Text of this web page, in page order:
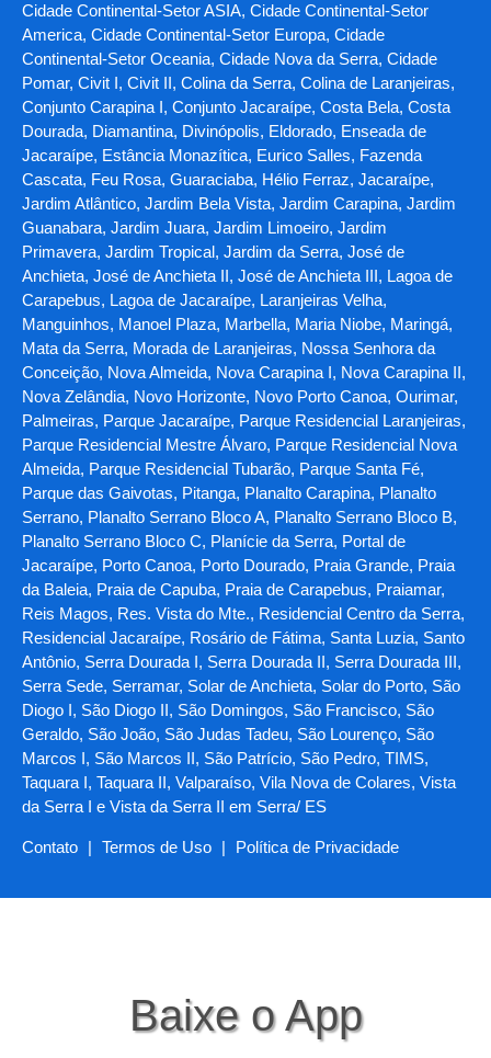
Cidade Continental-Setor ASIA, Cidade Continental-Setor
America, Cidade Continental-Setor Europa, Cidade
Continental-Setor Oceania, Cidade Nova da Serra, Cidade
Pomar, Civit I, Civit II, Colina da Serra, Colina de Laranjeiras,
Conjunto Carapina I, Conjunto Jacaraípe, Costa Bela, Costa
Dourada, Diamantina, Divinópolis, Eldorado, Enseada de
Jacaraípe, Estância Monazítica, Eurico Salles, Fazenda
Cascata, Feu Rosa, Guaraciaba, Hélio Ferraz, Jacaraípe,
Jardim Atlântico, Jardim Bela Vista, Jardim Carapina, Jardim
Guanabara, Jardim Juara, Jardim Limoeiro, Jardim
Primavera, Jardim Tropical, Jardim da Serra, José de
Anchieta, José de Anchieta II, José de Anchieta III, Lagoa de
Carapebus, Lagoa de Jacaraípe, Laranjeiras Velha,
Manguinhos, Manoel Plaza, Marbella, Maria Niobe, Maringá,
Mata da Serra, Morada de Laranjeiras, Nossa Senhora da
Conceição, Nova Almeida, Nova Carapina I, Nova Carapina II,
Nova Zelândia, Novo Horizonte, Novo Porto Canoa, Ourimar,
Palmeiras, Parque Jacaraípe, Parque Residencial Laranjeiras,
Parque Residencial Mestre Álvaro, Parque Residencial Nova
Almeida, Parque Residencial Tubarão, Parque Santa Fé,
Parque das Gaivotas, Pitanga, Planalto Carapina, Planalto
Serrano, Planalto Serrano Bloco A, Planalto Serrano Bloco B,
Planalto Serrano Bloco C, Planície da Serra, Portal de
Jacaraípe, Porto Canoa, Porto Dourado, Praia Grande, Praia
da Baleia, Praia de Capuba, Praia de Carapebus, Praiamar,
Reis Magos, Res. Vista do Mte., Residencial Centro da Serra,
Residencial Jacaraípe, Rosário de Fátima, Santa Luzia, Santo
Antônio, Serra Dourada I, Serra Dourada II, Serra Dourada III,
Serra Sede, Serramar, Solar de Anchieta, Solar do Porto, São
Diogo I, São Diogo II, São Domingos, São Francisco, São
Geraldo, São João, São Judas Tadeu, São Lourenço, São
Marcos I, São Marcos II, São Patrício, São Pedro, TIMS,
Taquara I, Taquara II, Valparaíso, Vila Nova de Colares, Vista
da Serra I e Vista da Serra II em Serra/ ES
Contato | Termos de Uso | Política de Privacidade
Baixe o App